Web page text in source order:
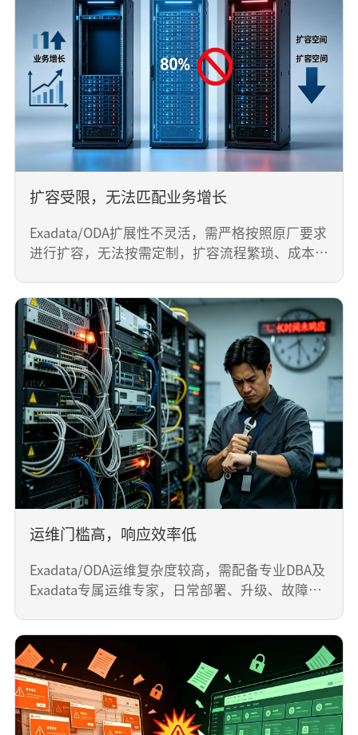
Exadata/ODA采用封闭架构，为原厂独有硬件，不
能按需定制和适配国产芯片、国产化数据库，也难
以兼容企业现有IT架构，当企业有国产化改造、多
数据库协同需求时，改造难度大、成本高，无法灵
活响应业务变化。
扩容受限，无法匹配业务增长
Exadata/ODA扩展性不灵活，需严格按照原厂要求
进行扩容，无法按需定制，扩容流程繁琐、成本高
扩容受限，无法匹配业务增长
Exadata/ODA扩展性不灵活，需严格按照原厂要求
进行扩容，无法按需定制，扩容流程繁琐、成本高
昂，难以适配企业业务快速增长带来的性能、容量
提升需求，易出现性能瓶颈。
运维门槛高，响应效率低
Exadata/ODA运维复杂度较高，需配备专业DBA及
Exadata专属运维专家，日常部署、升级、故障排
性。
运维门槛高，响应效率低
Exadata/ODA运维复杂度较高，需配备专业DBA及
Exadata专属运维专家，日常部署、升级、故障排